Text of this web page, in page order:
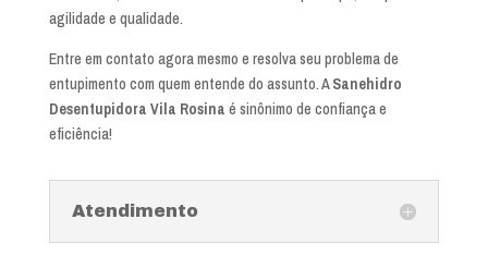
agilidade e qualidade.
Entre em contato agora mesmo e resolva seu problema de
entupimento com quem entende do assunto. ASanehidro
Desentupidora Vila Rosina é sinônimo de confiança e
eficiência!
Atendimento